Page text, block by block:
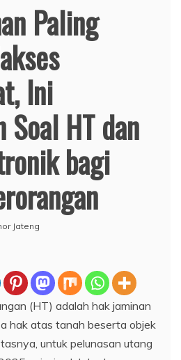
Paling
Ini
Soal HT dan
bagi
Jateng
(HT) adalah hak jaminan
hak atas tanah beserta objek
untuk pelunasan utang